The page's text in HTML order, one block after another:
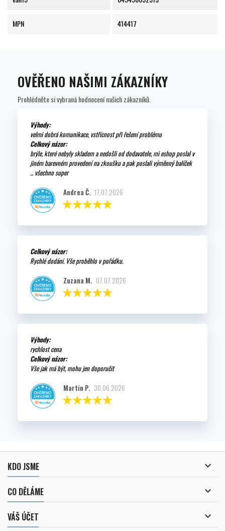
MPN 414417
OVĚŘENO NAŠIMI ZÁKAZNÍKY
Prohlédněte si vybraná hodnocení našich zákazníků.
Výhody:
velmi dobrá komunikace, vstřícnost při řešení problému
Celkový názor:
brýle, které nebyly skladem a nedošli od dodavatele, mi eshop poslal v
jiném barevném provedení na zkoušku a pak poslali výměnný balíček
... všechno super
Andrea Č. 17.07.2026
Celkový názor:
Rychlé dodání. Vše proběhlo v pořádku.
Zuzana M. 07.07.2026
Výhody:
rychlost cena
Celkový názor:
Vše jak má být, mohu jen doporučit
Martin P. 30.06.2026
KDO JSME 
CO DĚLÁME 
VÁŠ ÚČET 